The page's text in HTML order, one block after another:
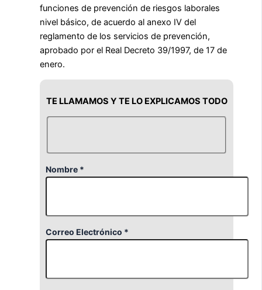
funciones de prevención de riesgos laborales
nivel básico, de acuerdo al anexo IV del
reglamento de los servicios de prevención,
aprobado por el Real Decreto 39/1997, de 17 de
enero.
TE LLAMAMOS Y TE LO EXPLICAMOS TODO
Nombre *
Correo Electrónico *